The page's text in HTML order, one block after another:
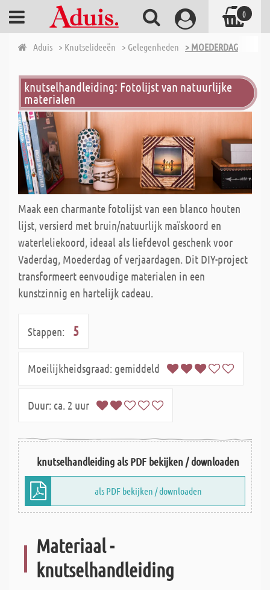
Aduis > Knutselideeën > Gelegenheden > MOEDERDAG
knutselhandleiding: Fotolijst van natuurlijke
materialen
Maak een charmante fotolijst van een blanco houten
lijst, versierd met bruin/natuurlijk maïskoord en
waterleliekoord, ideaal als liefdevol geschenk voor
Vaderdag, Moederdag of verjaardagen. Dit DIY-project
transformeert eenvoudige materialen in een
kunstzinnig en hartelijk cadeau.
Stappen: 5
Moeilijkheidsgraad: gemiddeld
Duur: ca. 2 uur
knutselhandleiding als PDF bekijken / downloaden
als PDF bekijken / downloaden
Materiaal -
knutselhandleiding
0